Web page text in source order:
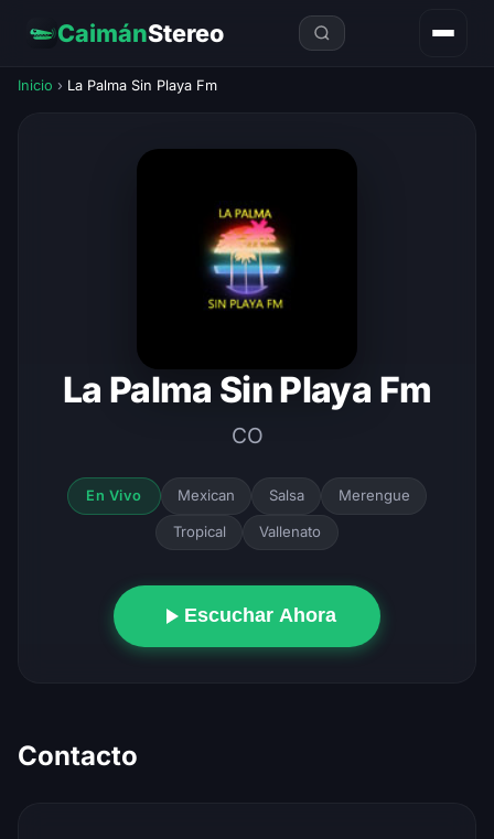
CaimánStereo
Inicio › La Palma Sin Playa Fm
La Palma Sin Playa Fm
CO
En Vivo Mexican Salsa Merengue
Tropical Vallenato
Escuchar Ahora
Contacto